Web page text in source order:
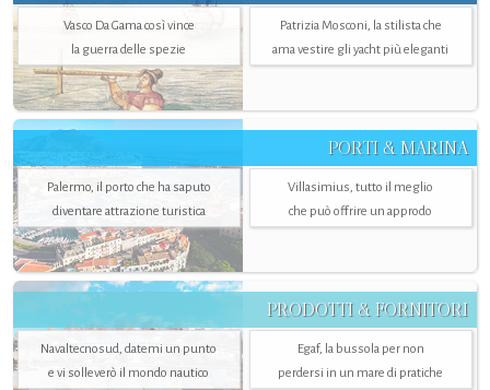
Vasco Da Gama così vince
la guerra delle spezie
Patrizia Mosconi, la stilista che
ama vestire gli yacht più eleganti
PORTI & MARINA
Palermo, il porto che ha saputo
diventare attrazione turistica
Villasimius, tutto il meglio
che può offrire un approdo
PRODOTTI & FORNITORI
Navaltecnosud, datemi un punto
e vi solleverò il mondo nautico
Egaf, la bussola per non
perdersi in un mare di pratiche